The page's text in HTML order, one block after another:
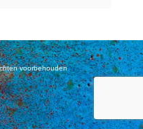
voorbehouden